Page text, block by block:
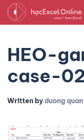
HEO-
case-
Written byduong quan